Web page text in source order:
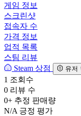
게임 정보
스크린샷
접속자 수
가격 정보
업적 목록
스팀 리뷰
Steam 상점
유저
1 조회수
0 리뷰 수
0+ 추정 판매량
N/A 긍정 평가